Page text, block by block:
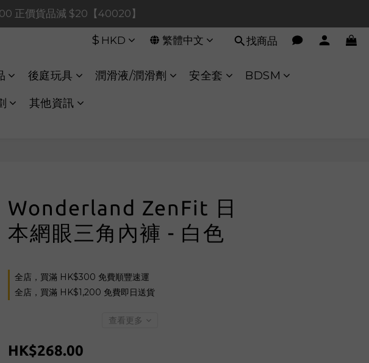
正價貨品減 $80！【90080】
正價貨品減 $20【40020】
9 日（日）凌晨 01:00 至 11:00 暫停交易
正價貨品減 $80！【90080】
$ HKD 繁體中文 找商品
後庭玩具 潤滑液/潤滑劑 安全套 BDSM
其他資訊
Wonderland ZenFit 日
本網眼三角內褲 - 白色
全店，買滿 HK$300 免費順豐速運
全店，買滿 HK$1,200 免費即日送貨
查看更多
HK$268.00